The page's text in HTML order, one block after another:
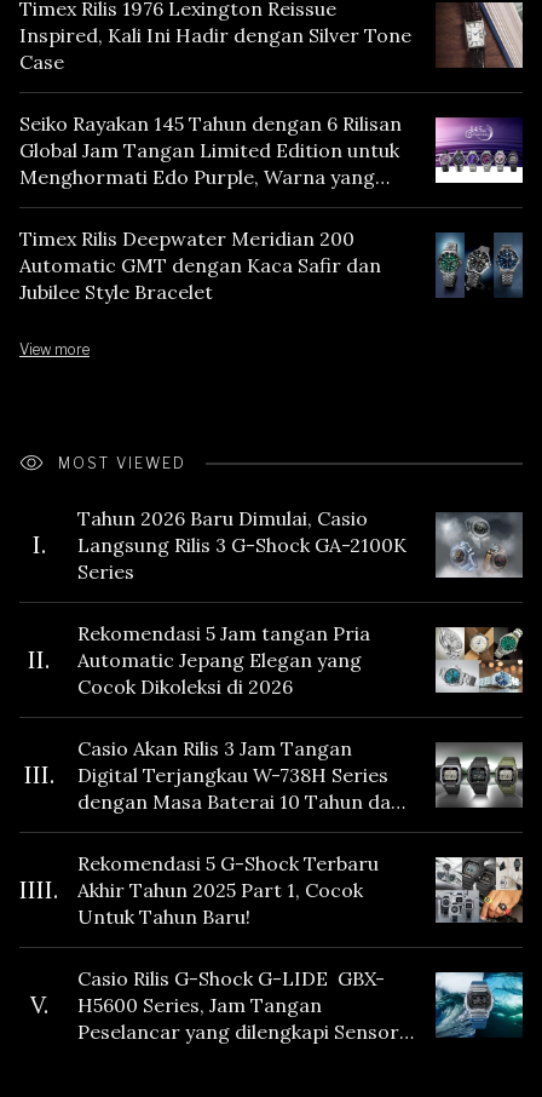
Timex Rilis 1976 Lexington Reissue
Inspired, Kali Ini Hadir dengan Silver Tone
Case
Seiko Rayakan 145 Tahun dengan 6 Rilisan
Global Jam Tangan Limited Edition untuk
Menghormati Edo Purple, Warna yang
Mencerminkan Warisan Tokyo
Timex Rilis Deepwater Meridian 200
Automatic GMT dengan Kaca Safir dan
Jubilee Style Bracelet
View more
MOST VIEWED
I.
Tahun 2026 Baru Dimulai, Casio
Langsung Rilis 3 G-Shock GA-2100K
Series
II.
Rekomendasi 5 Jam tangan Pria
Automatic Jepang Elegan yang
Cocok Dikoleksi di 2026
III.
Casio Akan Rilis 3 Jam Tangan
Digital Terjangkau W-738H Series
dengan Masa Baterai 10 Tahun dan
Fitur Vibration
IIII.
Rekomendasi 5 G-Shock Terbaru
Akhir Tahun 2025 Part 1, Cocok
Untuk Tahun Baru!
V.
Casio Rilis G-Shock G-LIDE GBX-
H5600 Series, Jam Tangan
Peselancar yang dilengkapi Sensor